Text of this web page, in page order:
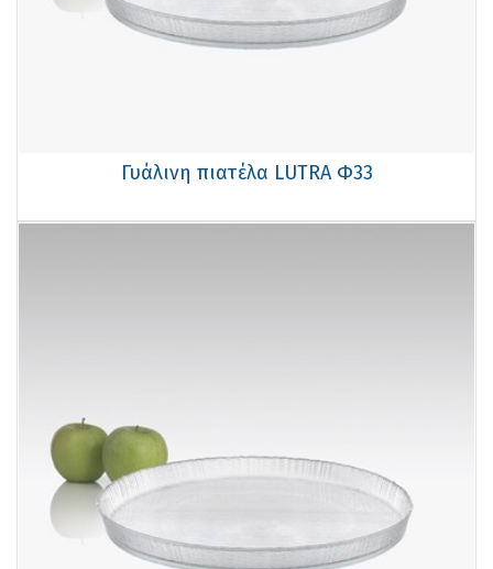
Γυάλινη πιατέλα LUTRA Φ33